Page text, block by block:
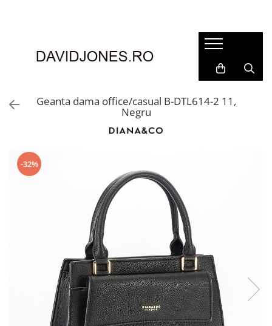
Accesorii
Genti din piele
Camasi si topuri
Incaltaminte
Geanta dama office/casual B-DTL614-2 11,
Negru
-32%